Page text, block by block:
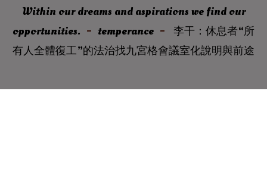
Within our dreams and aspirations we find our
opportunities.
temperance
李干：休息者“所
有人全體復工”的法治找九宮格會議室化說明與前途